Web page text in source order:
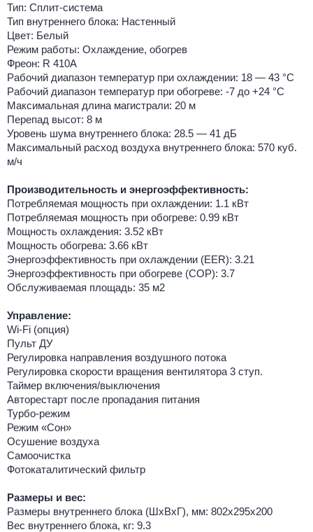
Тип: Сплит-система
Тип внутреннего блока: Настенный
Цвет: Белый
Режим работы: Охлаждение, обогрев
Фреон: R 410A
Рабочий диапазон температур при охлаждении: 18 — 43 °C
Рабочий диапазон температур при обогреве: -7 до +24 °C
Максимальная длина магистрали: 20 м
Перепад высот: 8 м
Уровень шума внутреннего блока: 28.5 — 41 дБ
Максимальный расход воздуха внутреннего блока: 570 куб.
м/ч
Производительность и энергоэффективность:
Потребляемая мощность при охлаждении: 1.1 кВт
Потребляемая мощность при обогреве: 0.99 кВт
Мощность охлаждения: 3.52 кВт
Мощность обогрева: 3.66 кВт
Энергоэффективность при охлаждении (EER): 3.21
Энергоэффективность при обогреве (COP): 3.7
Обслуживаемая площадь: 35 м2
Управление:
Wi-Fi (опция)
Пульт ДУ
Регулировка направления воздушного потока
Регулировка скорости вращения вентилятора 3 ступ.
Таймер включения/выключения
Авторестарт после пропадания питания
Турбо-режим
Режим «Сон»
Осушение воздуха
Самоочистка
Фотокаталитический фильтр
Размеры и вес:
Размеры внутреннего блока (ШхВхГ), мм: 802х295х200
Вес внутреннего блока, кг: 9.3